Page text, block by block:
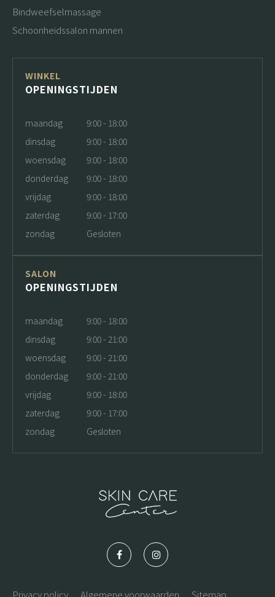
Bindweefselmassage
Schoonheidssalon mannen
WINKEL
OPENINGSTIJDEN
maandag
9:00 - 18:00
dinsdag
9:00 - 18:00
woensdag
9:00 - 18:00
donderdag
9:00 - 18:00
vrijdag
9:00 - 18:00
zaterdag
9:00 - 17:00
zondag
Gesloten
SALON
OPENINGSTIJDEN
maandag
9:00 - 18:00
dinsdag
9:00 - 21:00
woensdag
9:00 - 21:00
donderdag
9:00 - 21:00
vrijdag
9:00 - 18:00
zaterdag
9:00 - 17:00
zondag
Gesloten
Privacy policy Algemene voorwaarden Sitemap